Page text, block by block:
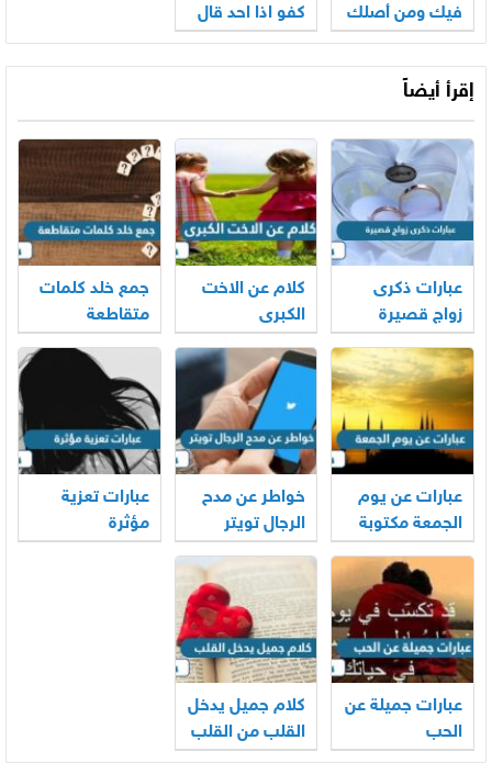
فيك ومن أصلك
كفو اذا احد قال
كفو وش ارد
إقرأ أيضاً
عبارات ذكرى
زواج قصيرة
كلام عن الاخت
الكبرى
جمع خلد كلمات
متقاطعة
عبارات عن يوم
الجمعة مكتوبة
خواطر عن مدح
الرجال تويتر
عبارات تعزية
مؤثرة
عبارات جميلة عن
الحب
كلام جميل يدخل
القلب من القلب